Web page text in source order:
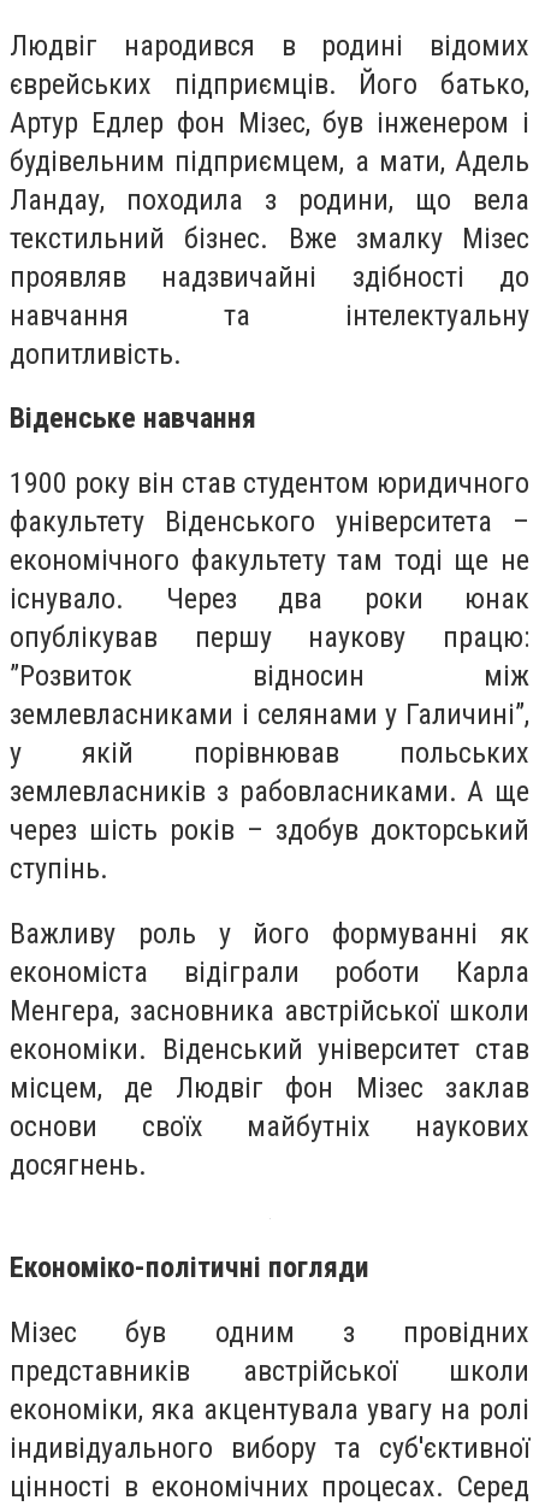
Людвіг народився в родині відомих
єврейських підприємців. Його батько,
Артур Едлер фон Мізес, був інженером і
будівельним підприємцем, а мати, Адель
Ландау, походила з родини, що вела
текстильний бізнес. Вже змалку Мізес
проявляв надзвичайні здібності до
навчання та інтелектуальну
допитливість.
Віденське навчання
1900 року він став студентом юридичного
факультету Віденського університета –
економічного факультету там тоді ще не
існувало. Через два роки юнак
опублікував першу наукову працю:
”Розвиток відносин між
землевласниками і селянами у Галичині”,
у якій порівнював польських
землевласників з рабовласниками. А ще
через шість років – здобув докторський
ступінь.
Важливу роль у його формуванні як
економіста відіграли роботи Карла
Менгера, засновника австрійської школи
економіки. Віденський університет став
місцем, де Людвіг фон Мізес заклав
основи своїх майбутніх наукових
досягнень.
Економіко-політичні погляди
Мізес був одним з провідних
представників австрійської школи
економіки, яка акцентувала увагу на ролі
індивідуального вибору та суб'єктивної
цінності в економічних процесах. Серед